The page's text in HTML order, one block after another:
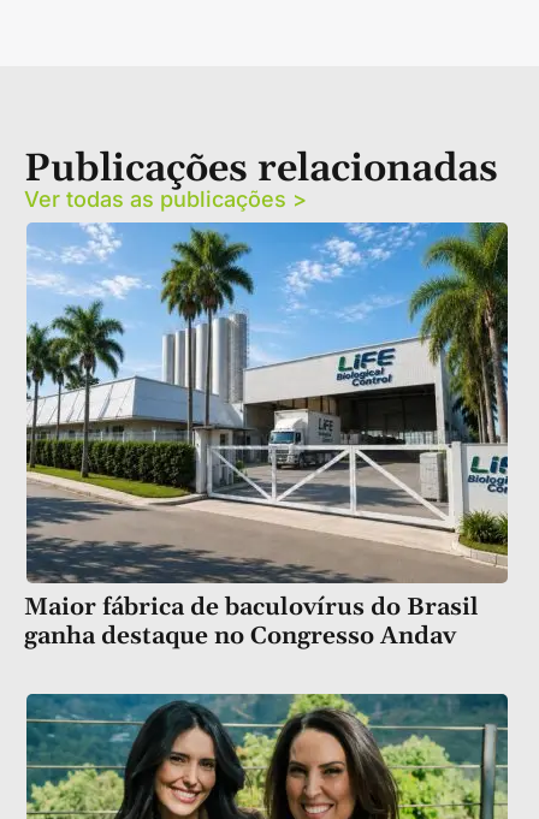
Publicações relacionadas
Ver todas as publicações >
Maior fábrica de baculovírus do Brasil
ganha destaque no Congresso Andav